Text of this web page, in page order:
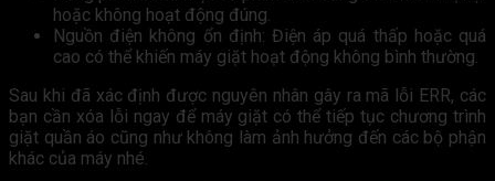
hoặc không hoạt động đúng.
Nguồn điện không ổn định: Điện áp quá thấp hoặc quá
cao có thể khiến máy giặt hoạt động không bình thường.
Sau khi đã xác định được nguyên nhân gây ra mã lỗi ERR, các
bạn cần xóa lỗi ngay để máy giặt có thể tiếp tục chương trình
giặt quần áo cũng như không làm ảnh hưởng đến các bộ phận
khác của máy nhé.